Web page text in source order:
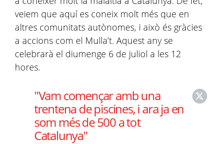
veiem que aquí es coneix molt més que en
altres comunitats autònomes, i això és gràcies
a accions com el Mulla’t. Aquest any se
celebrarà el diumenge 6 de juliol a les 12
hores.
"Vam començar amb una
trentena de piscines, i ara ja en
som més de 500 a tot
Catalunya"